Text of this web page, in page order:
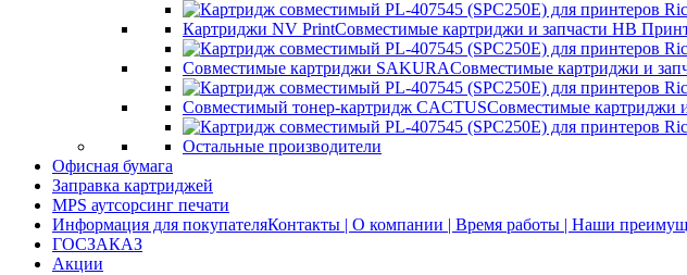
Картриджи NV PrintСовместимые картриджи и запчасти НВ
Совместимые картриджи SAKURAСовместимые картриджи и
Совместимый тонер-картридж CACTUSСовместимые картриджи
Остальные производители
Офисная бумага
Заправка картриджей
MPS аутсорсинг печати
Информация для покупателяКонтакты | О компании | Время работы | Наши
ГОСЗАКАЗ
Акции